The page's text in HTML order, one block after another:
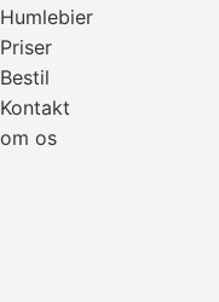
Humlebier
Priser
Bestil
Kontakt
om os